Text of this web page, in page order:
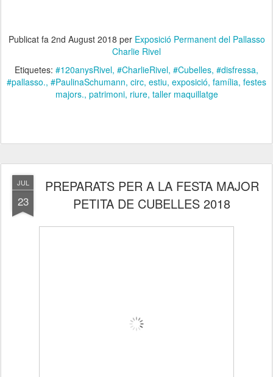
Publicat fa 2nd August 2018 per Exposició Permanent del Pallasso
Charlie Rivel
Etiquetes: #120anysRivel #CharlieRivel #Cubelles #disfressa
#pallasso. #PaulinaSchumann circ estiu exposició família festes
majors. patrimoni riure taller maquillatge
JUL
23
PREPARATS PER A LA FESTA MAJOR
PETITA DE CUBELLES 2018